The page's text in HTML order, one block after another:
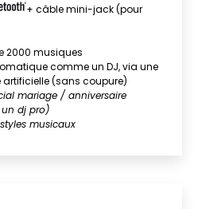
+ câble mini-jack (pour
2000 musiques
comme un DJ, via une
artificielle (sans coupure)
mariage / anniversaire
un dj pro)
musicaux